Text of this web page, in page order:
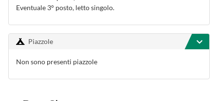
Eventuale 3° posto, letto singolo.
Piazzole
Non sono presenti piazzole